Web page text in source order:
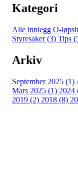
Kategori
Alle innlegg O-
Styresaker (3) Tips
Arkiv
September 2025 (1)
Mars 2025 (1) 2024
2019 (2) 2018 (8)